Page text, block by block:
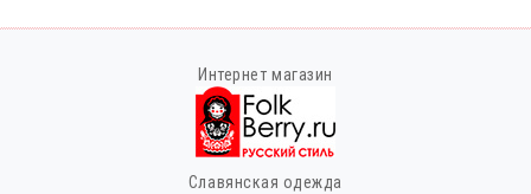
Интернет магазин
Славянская одежда